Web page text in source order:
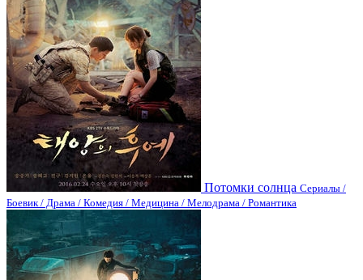
Потомки солнца Сериалы /
Боевик / Драма / Комедия / Медицина / Мелодрама / Романтика